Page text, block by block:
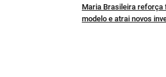
Maria Brasileira reforça
modelo e atrai novos